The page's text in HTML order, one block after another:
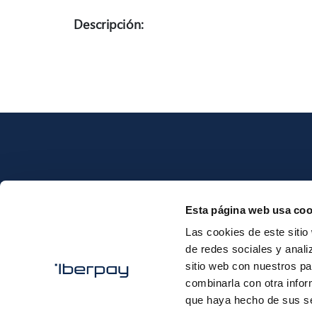
Esta página web usa
Las cookies de este
de redes sociales y
sitio web con nuestros
combinarla con otra
que haya hecho de sus
Descripción: